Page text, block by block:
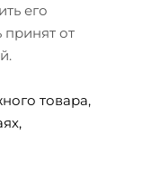
его
от
товара,